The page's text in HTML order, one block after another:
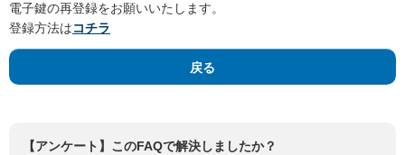
電子鍵の再登録をお願いいたします。
登録方法はコチラ
戻る
【アンケート】このFAQで解決しましたか？